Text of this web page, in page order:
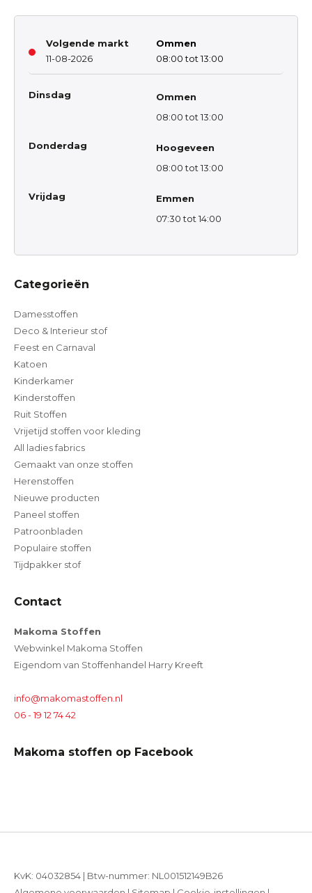
Volgende markt
11-08-2026
Ommen
08:00 tot 13:00
Dinsdag
Ommen
08:00 tot 13:00
Donderdag
Hoogeveen
08:00 tot 13:00
Vrijdag
Emmen
07:30 tot 14:00
Categorieën
Damesstoffen
Deco & Interieur stof
Feest en Carnaval
Katoen
Kinderkamer
Kinderstoffen
Ruit Stoffen
Vrijetijd stoffen voor kleding
All ladies fabrics
Gemaakt van onze stoffen
Herenstoffen
Nieuwe producten
Paneel stoffen
Patroonbladen
Populaire stoffen
Tijdpakker stof
Contact
Makoma Stoffen
Webwinkel Makoma Stoffen
Eigendom van Stoffenhandel Harry Kreeft
info@makomastoffen.nl
06 - 19 12 74 42
Makoma stoffen op Facebook
KvK: 04032854 | Btw-nummer: NL001512149B26